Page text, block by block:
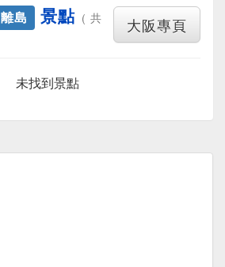
大阪專頁
離島 景點 ( 共
未找到景點